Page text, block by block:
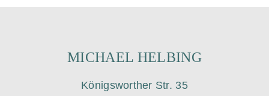
MICHAEL HELBING
Königsworther Str. 35